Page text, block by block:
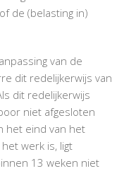
de (belasting in)
van de
dit redelijkerwijs van
dit redelijkerwijs
niet afgesloten
het eind van het
werk is, ligt
13 weken niet